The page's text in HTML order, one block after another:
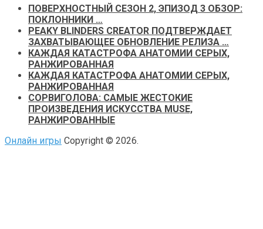
ПОВЕРХНОСТНЫЙ СЕЗОН 2, ЭПИЗОД 3 ОБЗОР:
ПОКЛОННИКИ …
PEAKY BLINDERS CREATOR ПОДТВЕРЖДАЕТ
ЗАХВАТЫВАЮЩЕЕ ОБНОВЛЕНИЕ РЕЛИЗА …
КАЖДАЯ КАТАСТРОФА АНАТОМИИ СЕРЫХ,
РАНЖИРОВАННАЯ
КАЖДАЯ КАТАСТРОФА АНАТОМИИ СЕРЫХ,
РАНЖИРОВАННАЯ
СОРВИГОЛОВА: САМЫЕ ЖЕСТОКИЕ
ПРОИЗВЕДЕНИЯ ИСКУССТВА MUSE,
РАНЖИРОВАННЫЕ
Онлайн игры Copyright © 2026.